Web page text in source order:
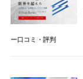
ー口コミ・評判